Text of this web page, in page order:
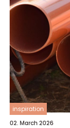
inspiration
02. March 2026